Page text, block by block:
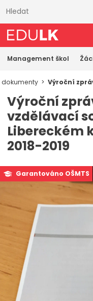
obsahu
Management škol
Výroční
Výroční
vzdělávací
Libereckém
2018-2019
Garantováno OŠMTS